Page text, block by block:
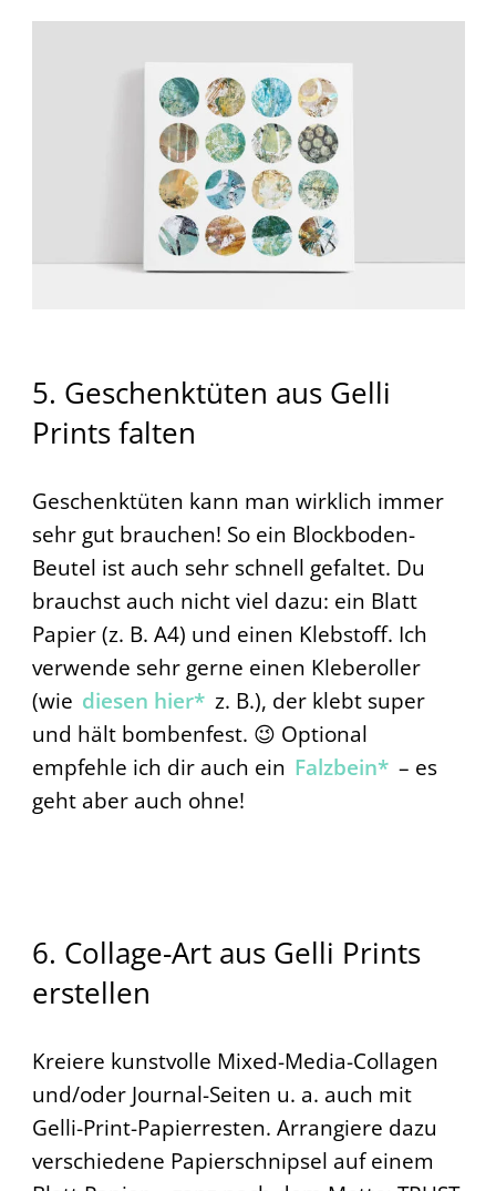
5. Geschenktüten aus Gelli
Prints falten
Geschenktüten kann man wirklich immer
sehr gut brauchen! So ein Blockboden-
Beutel ist auch sehr schnell gefaltet. Du
brauchst auch nicht viel dazu: ein Blatt
Papier (z. B. A4) und einen Klebstoff. Ich
verwende sehr gerne einen Kleberoller
(wie diesen hier* z. B.), der klebt super
und hält bombenfest. 😉 Optional
empfehle ich dir auch ein Falzbein* – es
geht aber auch ohne!
6. Collage-Art aus Gelli Prints
erstellen
Kreiere kunstvolle Mixed-Media-Collagen
und/oder Journal-Seiten u. a. auch mit
Gelli-Print-Papierresten. Arrangiere dazu
verschiedene Papierschnipsel auf einem